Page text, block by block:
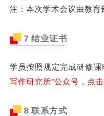
注：本次学术会议由教
7 结业证书
学员按照规定完成研修
写作研究所”公众号，点
8 联系方式